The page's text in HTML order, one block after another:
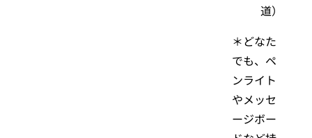
道）
＊どなた
でも、ペ
ンライト
やメッセ
ージボー